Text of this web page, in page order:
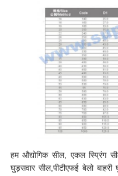
हम औद्योगिक सील, एकल स्प्रिंग
घुड़सवार सील,पीटीएफई बेलो